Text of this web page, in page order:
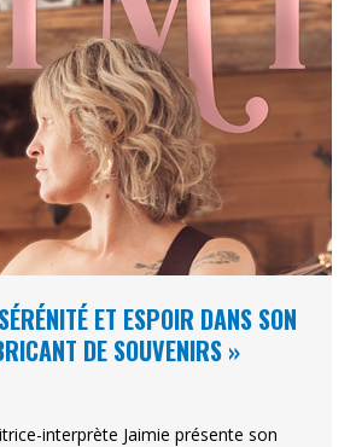
ET ESPOIR DANS SON
DE SOUVENIRS »
interprète Jaimie présente son